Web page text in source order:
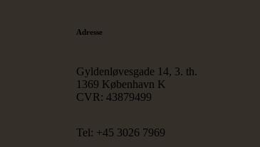
Adresse
Gyldenløvesgade 14, 3. th.
1369 København K
CVR: 43879499
Tel: +45 3026 7969